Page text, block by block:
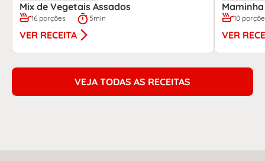
Mix de Vegetais Assados
16 porções 5min
VER RECEITA
10
VER
VEJA TODAS AS RECEITAS